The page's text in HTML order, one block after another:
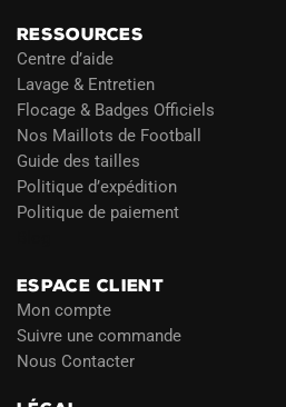
RESSOURCES
Centre d’aide
Lavage & Entretien
Flocage & Badges Officiels
Nos Maillots de Football
Guide des tailles
Politique d’expédition
Politique de paiement
ESPACE CLIENT
Mon compte
Suivre une commande
Nous Contacter